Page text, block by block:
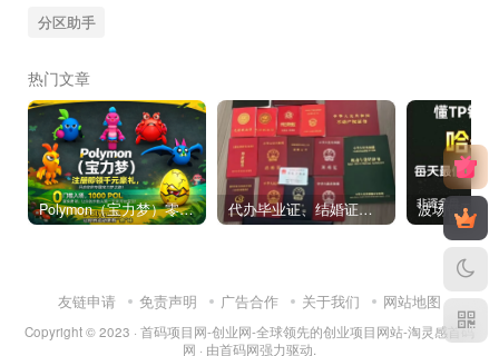
分区助手
热门文章
Polymon（宝力梦）零撸链游天花板，稳定收益，轻松变现，今日全球首发！ 代办毕业证、结婚证、房产证、不动产权证书、离婚证、中专/大专/高中
友链申请 免责声明 广告合作 关于我们 网站地图
Copyright © 2023 · 首码项目网-创业网-全球领先的创业项目网站-淘灵感首码
网 · 由首码网强力驱动.